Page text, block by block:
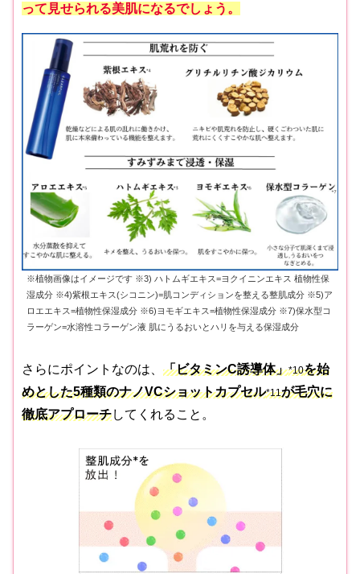
って見せられる美肌になるでしょう。
※植物画像はイメージです ※3) ハトムギエキス=ヨクイニンエキス 植物性保
湿成分 ※4)紫根エキス(シコニン)=肌コンディションを整える整肌成分 ※5)ア
ロエエキス=植物性保湿成分 ※6)ヨモギエキス=植物性保湿成分 ※7)保水型コ
ラーゲン=水溶性コラーゲン液 肌にうるおいとハリを与える保湿成分
さらにポイントなのは、 「ビタミンC誘導体」*10を始
めとした5種類のナノVCショットカプセル*11が毛穴に
徹底アプローチしてくれること。